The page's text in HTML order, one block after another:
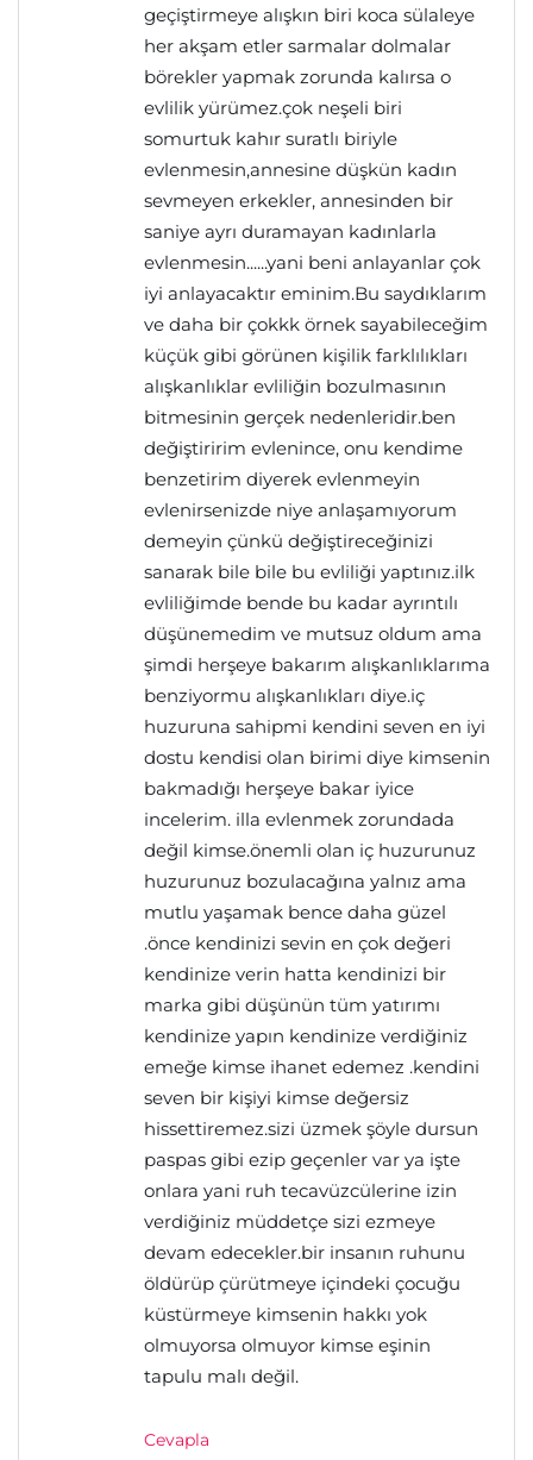
geçiştirmeye alışkın biri koca sülaleye
her akşam etler sarmalar dolmalar
börekler yapmak zorunda kalırsa o
evlilik yürümez.çok neşeli biri
somurtuk kahır suratlı biriyle
evlenmesin,annesine düşkün kadın
sevmeyen erkekler, annesinden bir
saniye ayrı duramayan kadınlarla
evlenmesin......yani beni anlayanlar çok
iyi anlayacaktır eminim.Bu saydıklarım
ve daha bir çokkk örnek sayabileceğim
küçük gibi görünen kişilik farklılıkları
alışkanlıklar evliliğin bozulmasının
bitmesinin gerçek nedenleridir.ben
değiştiririm evlenince, onu kendime
benzetirim diyerek evlenmeyin
evlenirsenizde niye anlaşamıyorum
demeyin çünkü değiştireceğinizi
sanarak bile bile bu evliliği yaptınız.ilk
evliliğimde bende bu kadar ayrıntılı
düşünemedim ve mutsuz oldum ama
şimdi herşeye bakarım alışkanlıklarıma
benziyormu alışkanlıkları diye.iç
huzuruna sahipmi kendini seven en iyi
dostu kendisi olan birimi diye kimsenin
bakmadığı herşeye bakar iyice
incelerim. illa evlenmek zorundada
değil kimse.önemli olan iç huzurunuz
huzurunuz bozulacağına yalnız ama
mutlu yaşamak bence daha güzel
.önce kendinizi sevin en çok değeri
kendinize verin hatta kendinizi bir
marka gibi düşünün tüm yatırımı
kendinize yapın kendinize verdiğiniz
emeğe kimse ihanet edemez .kendini
seven bir kişiyi kimse değersiz
hissettiremez.sizi üzmek şöyle dursun
paspas gibi ezip geçenler var ya işte
onlara yani ruh tecavüzcülerine izin
verdiğiniz müddetçe sizi ezmeye
devam edecekler.bir insanın ruhunu
öldürüp çürütmeye içindeki çocuğu
küstürmeye kimsenin hakkı yok
olmuyorsa olmuyor kimse eşinin
tapulu malı değil.
Cevapla